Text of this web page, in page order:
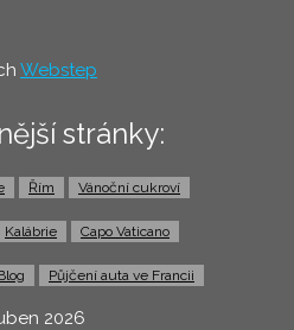
Webstep
stránky:
Řím Vánoční cukroví
Kalábrie Capo Vaticano
Půjčení auta ve Francii
2026